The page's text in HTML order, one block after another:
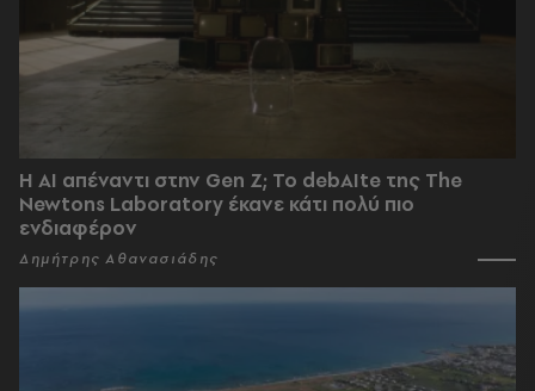
Η AI απέναντι στην Gen Z; Το debAIte της The
Newtons Laboratory έκανε κάτι πολύ πιο
ενδιαφέρον
Δημήτρης Αθανασιάδης